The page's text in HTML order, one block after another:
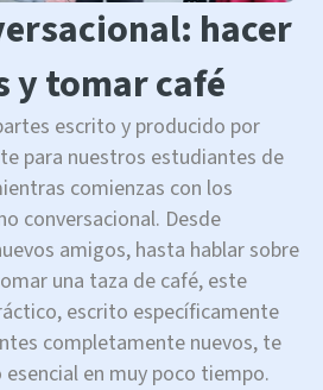
hacer
y tomar café
escrito y producido por
para nuestros estudiantes de
comienzas con los
conversacional. Desde
amigos, hasta hablar sobre
una taza de café, este
escrito específicamente
completamente nuevos, te
en muy poco tiempo.